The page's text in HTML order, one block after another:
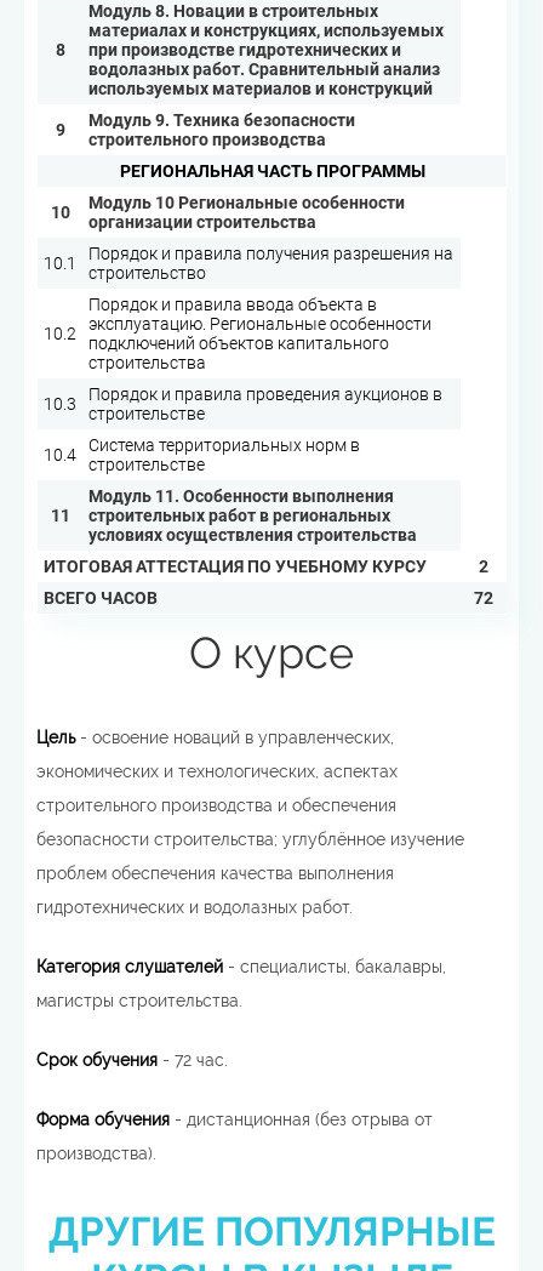
8
Модуль 8. Новации в строительных
материалах и конструкциях, используемых
при производстве гидротехнических и
водолазных работ. Сравнительный анализ
используемых материалов и конструкций
9
Модуль 9. Техника безопасности
строительного производства
РЕГИОНАЛЬНАЯ ЧАСТЬ ПРОГРАММЫ
10
Модуль 10 Региональные особенности
организации строительства
10.1
Порядок и правила получения разрешения на
строительство
10.2
Порядок и правила ввода объекта в
эксплуатацию. Региональные особенности
подключений объектов капитального
строительства
10.3
Порядок и правила проведения аукционов в
строительстве
10.4
Система территориальных норм в
строительстве
11
Модуль 11. Особенности выполнения
строительных работ в региональных
условиях осуществления строительства
ИТОГОВАЯ АТТЕСТАЦИЯ ПО УЧЕБНОМУ КУРСУ
2
ВСЕГО ЧАСОВ
72
О курсе
Цель - освоение новаций в управленческих,
экономических и технологических, аспектах
строительного производства и обеспечения
безопасности строительства; углублённое изучение
проблем обеспечения качества выполнения
гидротехнических и водолазных работ.
Категория слушателей - специалисты, бакалавры,
магистры строительства.
Срок обучения - 72 час.
Форма обучения - дистанционная (без отрыва от
производства).
ДРУГИЕ ПОПУЛЯРНЫЕ